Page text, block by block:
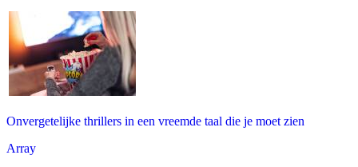
Onvergetelijke thrillers in een vreemde taal die je moet zien
Array